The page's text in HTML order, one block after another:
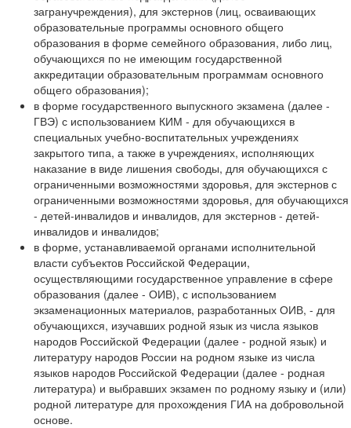
загранучреждения), для экстернов (лиц, осваивающих
образовательные программы основного общего
образования в форме семейного образования, либо лиц,
обучающихся по не имеющим государственной
аккредитации образовательным программам основного
общего образования);
в форме государственного выпускного экзамена (далее -
ГВЭ) с использованием КИМ - для обучающихся в
специальных учебно-воспитательных учреждениях
закрытого типа, а также в учреждениях, исполняющих
наказание в виде лишения свободы, для обучающихся с
ограниченными возможностями здоровья, для экстернов с
ограниченными возможностями здоровья, для обучающихся
- детей-инвалидов и инвалидов, для экстернов - детей-
инвалидов и инвалидов;
в форме, устанавливаемой органами исполнительной
власти субъектов Российской Федерации,
осуществляющими государственное управление в сфере
образования (далее - ОИВ), с использованием
экзаменационных материалов, разработанных ОИВ, - для
обучающихся, изучавших родной язык из числа языков
народов Российской Федерации (далее - родной язык) и
литературу народов России на родном языке из числа
языков народов Российской Федерации (далее - родная
литература) и выбравших экзамен по родному языку и (или)
родной литературе для прохождения ГИА на добровольной
основе.